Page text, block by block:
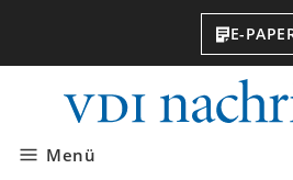
E-
Menü